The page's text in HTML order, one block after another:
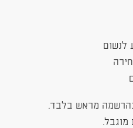
לנשום
מראש בלבד.